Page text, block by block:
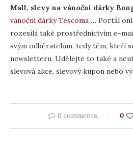
Mall, slevy na vánoční dárky
vánoční dárky Tescoma … Portál
rozesílá také prostřednictvím e-
svým odběratelům, tedy těm, kteří
newsletteru. Udělejte to také a
slevová akce, slevový kupon nebo
0 comments 0